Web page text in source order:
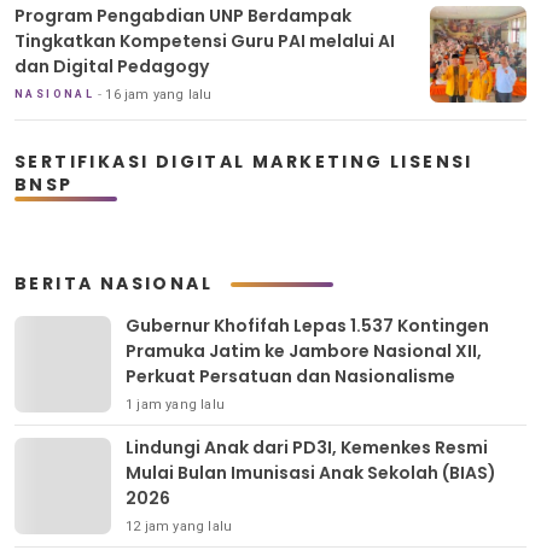
Program Pengabdian UNP Berdampak
Tingkatkan Kompetensi Guru PAI melalui AI
dan Digital Pedagogy
NASIONAL 16 jam yang lalu
SERTIFIKASI DIGITAL MARKETING LISENSI
BNSP
BERITA NASIONAL
Gubernur Khofifah Lepas 1.537 Kontingen
Pramuka Jatim ke Jambore Nasional XII,
Perkuat Persatuan dan Nasionalisme
1 jam yang lalu
Lindungi Anak dari PD3I, Kemenkes Resmi
Mulai Bulan Imunisasi Anak Sekolah (BIAS)
2026
12 jam yang lalu